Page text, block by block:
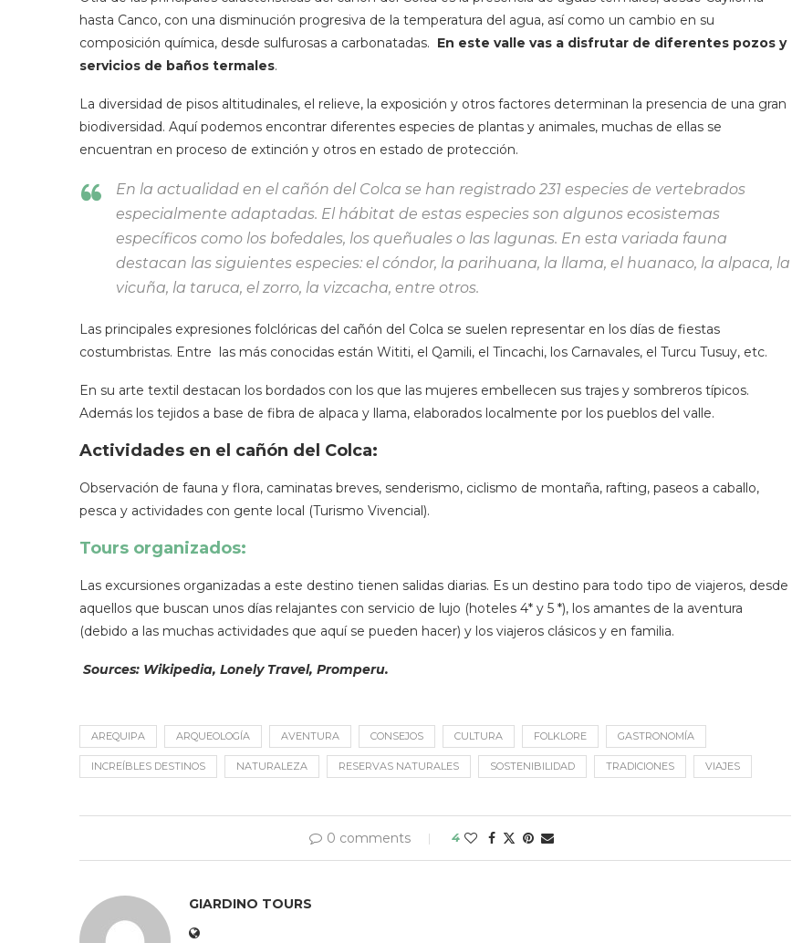
hasta Canco, con una disminución progresiva de la temperatura del agua, así como un cambio en su
composición química, desde sulfurosas a carbonatadas. En este valle vas a disfrutar de diferentes pozos y
servicios de baños termales.
La diversidad de pisos altitudinales, el relieve, la exposición y otros factores determinan la presencia de una gran
biodiversidad. Aquí podemos encontrar diferentes especies de plantas y animales, muchas de ellas se
encuentran en proceso de extinción y otros en estado de protección.
En la actualidad en el cañón del Colca se han registrado 231 especies de vertebrados
especialmente adaptadas. El hábitat de estas especies son algunos ecosistemas
específicos como los bofedales, los queñuales o las lagunas. En esta variada fauna
destacan las siguientes especies: el cóndor, la parihuana, la llama, el huanaco, la alpaca, la
vicuña, la taruca, el zorro, la vizcacha, entre otros.
Las principales expresiones folclóricas del cañón del Colca se suelen representar en los días de fiestas
costumbristas. Entre las más conocidas están Wititi, el Qamili, el Tincachi, los Carnavales, el Turcu Tusuy, etc.
En su arte textil destacan los bordados con los que las mujeres embellecen sus trajes y sombreros típicos.
Además los tejidos a base de fibra de alpaca y llama, elaborados localmente por los pueblos del valle.
Actividades en el cañón del Colca:
Observación de fauna y flora, caminatas breves, senderismo, ciclismo de montaña, rafting, paseos a caballo,
pesca y actividades con gente local (Turismo Vivencial).
Tours organizados:
Las excursiones organizadas a este destino tienen salidas diarias. Es un destino para todo tipo de viajeros, desde
aquellos que buscan unos días relajantes con servicio de lujo (hoteles 4* y 5 *), los amantes de la aventura
(debido a las muchas actividades que aquí se pueden hacer) y los viajeros clásicos y en familia.
Sources: Wikipedia, Lonely Travel, Promperu.
AREQUIPA ARQUEOLOGÍA AVENTURA CONSEJOS CULTURA FOLKLORE GASTRONOMÍA
INCREÍBLES DESTINOS NATURALEZA RESERVAS NATURALES SOSTENIBILIDAD TRADICIONES VIAJES
0 comments 4
GIARDINO TOURS